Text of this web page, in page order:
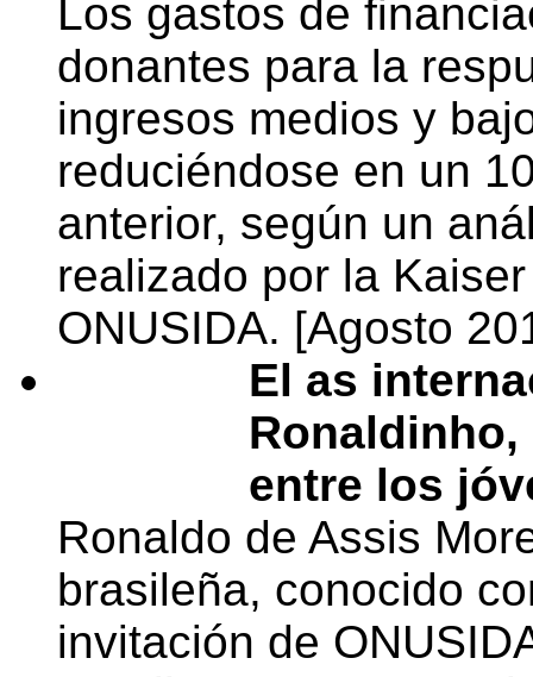
Los gastos de
donantes para la
ingresos medios y
reduciéndose en un
anterior, según un
realizado por la
ONUSIDA. [Agosto
El as
entre los
Ronaldo de Assis
brasileña, conocido
invitación de